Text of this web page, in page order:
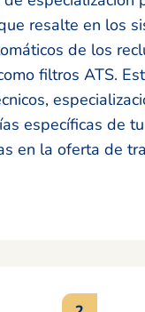
resalte en los
de los
filtros ATS.
específicas de
en la oferta de